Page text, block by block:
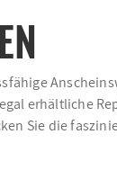
erhältliche
Sie die